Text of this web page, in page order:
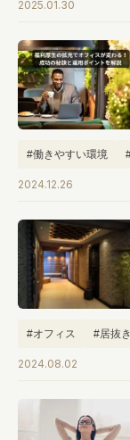
#メディテーションル
2025.01.30
#働きやすい環境
2024.12.26
#オフィス #居抜き
#選び方
2024.08.02